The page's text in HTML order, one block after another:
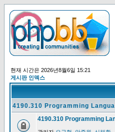
현재 시간은 2026년8월6일 15:21
게시판 인덱스
4190.310 Programming
4190.310 Programming